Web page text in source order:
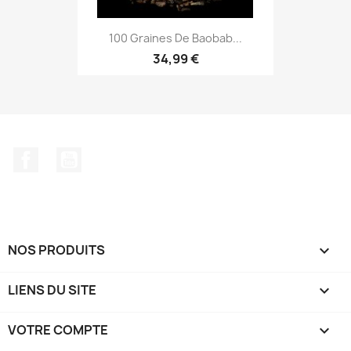
100 Graines De Baobab...
34,99 €
NOS PRODUITS 
LIENS DU SITE 
VOTRE COMPTE 